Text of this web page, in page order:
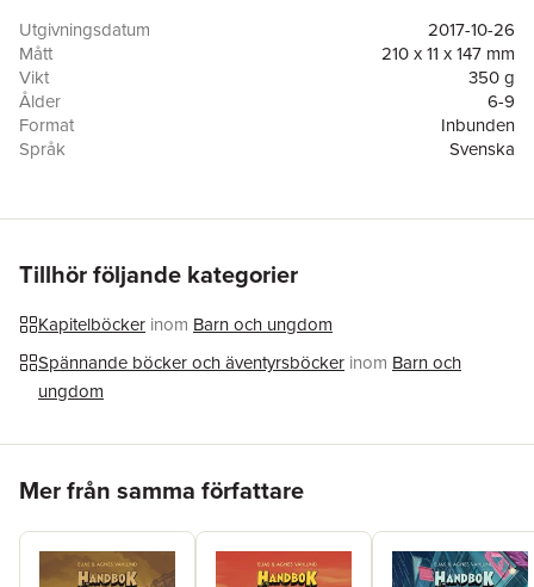
och mobbar alla, inklusive Lisa. Varje ledig stund läser Lisa i
boken hon hittade på biblioteket,
Handbok för superhjältar.
Fartfyllt, spännande och läckert om en liten tjej som tar saken i
egna händer. Ett slags modern Pippi Långstrump med
superkrafter som skildras med fantastiska illustrationer.
Utgivningsdatum
2017-10-26
Mått
210 x 11 x 147 mm
Vikt
350 g
Ålder
6-9
Format
Inbunden
Språk
Svenska
Antal sidor
94
Förlag
ISBN
Miljömärkning
Tillhör följande kategorier
Kapitelböcker inom Barn och ungdom
Spännande böcker och äventyrsböcker inom Barn och
ungdom
Mer från samma författare